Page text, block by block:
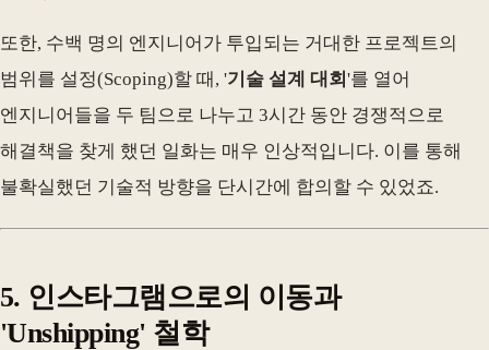
또한, 수백 명의 엔지니어가 투입되는 거대한 프로젝트의
범위를 설정(Scoping)할 때, '기술 설계 대회 '를 열어
엔지니어들을 두 팀으로 나누고 3시간 동안 경쟁적으로
해결책을 찾게 했던 일화는 매우 인상적입니다. 이를 통해
불확실했던 기술적 방향을 단시간에 합의할 수 있었죠.
5. 인스타그램으로의 이동과
'Unshipping' 철학